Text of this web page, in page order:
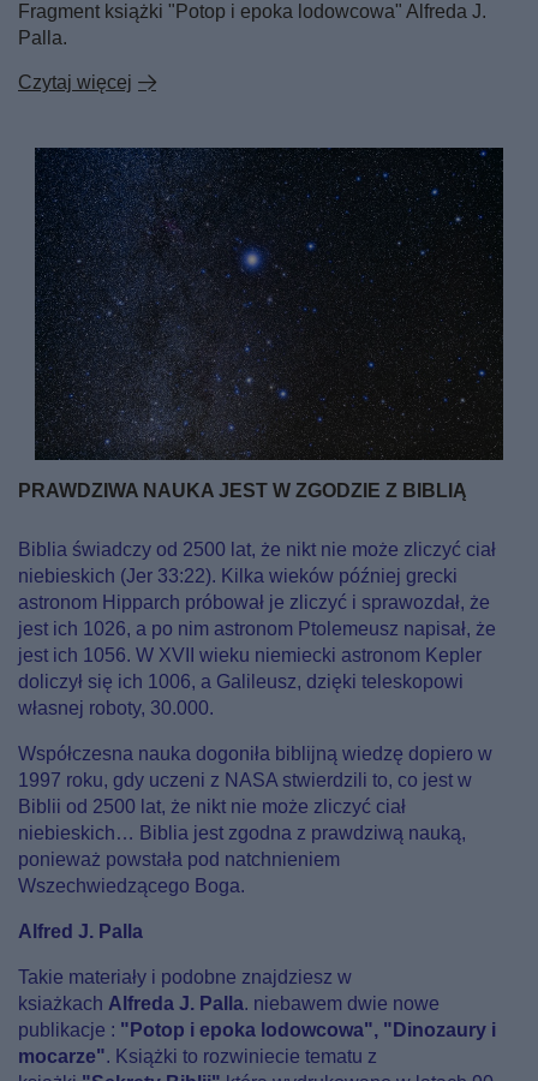
Fragment książki "Potop i epoka lodowcowa" Alfreda J.
Palla.
Czytaj więcej
PRAWDZIWA NAUKA JEST W ZGODZIE Z BIBLIĄ
Biblia świadczy od 2500 lat, że nikt nie może zliczyć ciał
niebieskich (Jer 33:22). Kilka wieków później grecki
astronom Hipparch próbował je zliczyć i sprawozdał, że
jest ich 1026, a po nim astronom Ptolemeusz napisał, że
jest ich 1056. W XVII wieku niemiecki astronom Kepler
doliczył się ich 1006, a Galileusz, dzięki teleskopowi
własnej roboty, 30.000.
Współczesna nauka dogoniła biblijną wiedzę dopiero w
1997 roku, gdy uczeni z NASA stwierdzili to, co jest w
Biblii od 2500 lat, że nikt nie może zliczyć ciał
niebieskich… Biblia jest zgodna z prawdziwą nauką,
ponieważ powstała pod natchnieniem
Wszechwiedzącego Boga.
Alfred J. Palla
Takie materiały i podobne znajdziesz w
ksiażkach Alfreda J. Palla. niebawem dwie nowe
publikacje : "Potop i epoka lodowcowa", "Dinozaury i
mocarze". Książki to rozwiniecie tematu z